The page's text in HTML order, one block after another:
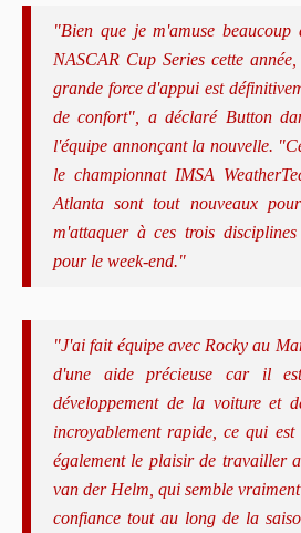
"Bien que je m'amuse
NASCAR Cup Series cette
grande force d'appui est
de confort", a déclaré Button
l'équipe annonçant la nouvelle.
le championnat IMSA
Atlanta sont tout nouveaux
m'attaquer à ces trois
pour le week-end."
"J'ai fait équipe avec Rocky au
d'une aide précieuse car il
développement de la voiture et
incroyablement rapide, ce qui
également le plaisir de travailler
van der Helm, qui semble
confiance tout au long de la